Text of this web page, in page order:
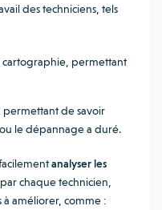
des techniciens, tels
cartographie, permettant
, permettant de savoir
le dépannage a duré.
analyser les
chaque technicien,
améliorer, comme :